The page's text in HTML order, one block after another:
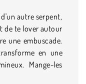
autre serpent,
de te lover autour
une embuscade.
en une
Mange-les